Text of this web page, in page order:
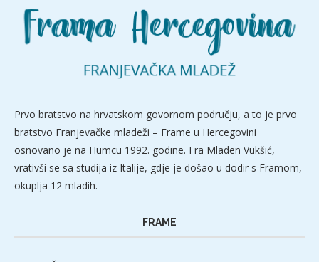
Prvo bratstvo na hrvatskom govornom području, a to je prvo
bratstvo Franjevačke mladeži – Frame u Hercegovini
osnovano je na Humcu 1992. godine. Fra Mladen Vukšić,
vrativši se sa studija iz Italije, gdje je došao u dodir s Framom,
okuplja 12 mladih.
FRAME